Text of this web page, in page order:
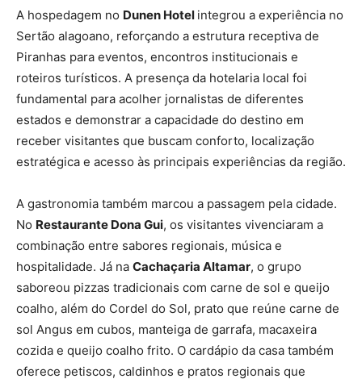
A hospedagem no Dunen Hotel integrou a experiência no
Sertão alagoano, reforçando a estrutura receptiva de
Piranhas para eventos, encontros institucionais e
roteiros turísticos. A presença da hotelaria local foi
fundamental para acolher jornalistas de diferentes
estados e demonstrar a capacidade do destino em
receber visitantes que buscam conforto, localização
estratégica e acesso às principais experiências da região.
A gastronomia também marcou a passagem pela cidade.
No Restaurante Dona Gui, os visitantes vivenciaram a
combinação entre sabores regionais, música e
hospitalidade. Já na Cachaçaria Altamar, o grupo
saboreou pizzas tradicionais com carne de sol e queijo
coalho, além do Cordel do Sol, prato que reúne carne de
sol Angus em cubos, manteiga de garrafa, macaxeira
cozida e queijo coalho frito. O cardápio da casa também
oferece petiscos, caldinhos e pratos regionais que